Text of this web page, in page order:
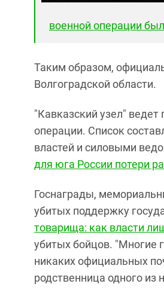
военной операции
Таким образом,
Волгоградской области.
"Кавказский узел"
операции. Список
властей и силовыми
для юга России потери
Госнаграды,
убитых поддержку
товарища: как власти
убитых бойцов. "Многие
никаких официальных
родственница одного из